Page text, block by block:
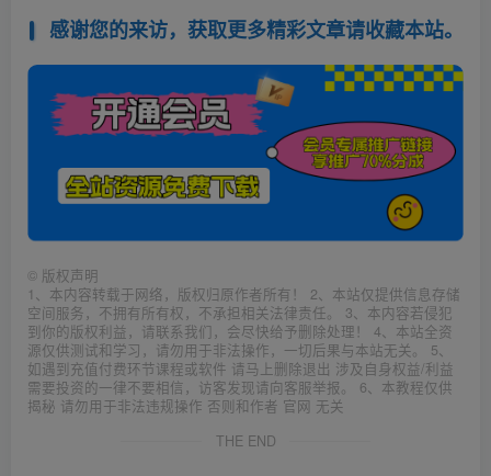
感谢您的来访，获取更多精彩文章请收藏本站。
© 版权声明
1、本内容转载于网络，版权归原作者所有！ 2、本站仅提供信息存储
空间服务，不拥有所有权，不承担相关法律责任。 3、本内容若侵犯
到你的版权利益，请联系我们，会尽快给予删除处理！ 4、本站全资
源仅供测试和学习，请勿用于非法操作，一切后果与本站无关。 5、
如遇到充值付费环节课程或软件 请马上删除退出 涉及自身权益/利益
需要投资的一律不要相信，访客发现请向客服举报。 6、本教程仅供
揭秘 请勿用于非法违规操作 否则和作者 官网 无关
THE END